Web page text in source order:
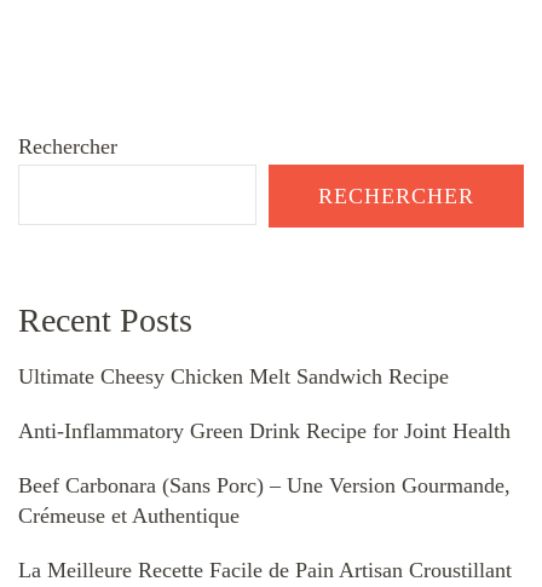
Rechercher
RECHERCHER
Recent Posts
Ultimate Cheesy Chicken Melt Sandwich Recipe
Anti-Inflammatory Green Drink Recipe for Joint Health
Beef Carbonara (Sans Porc) – Une Version Gourmande,
Crémeuse et Authentique
La Meilleure Recette Facile de Pain Artisan Croustillant